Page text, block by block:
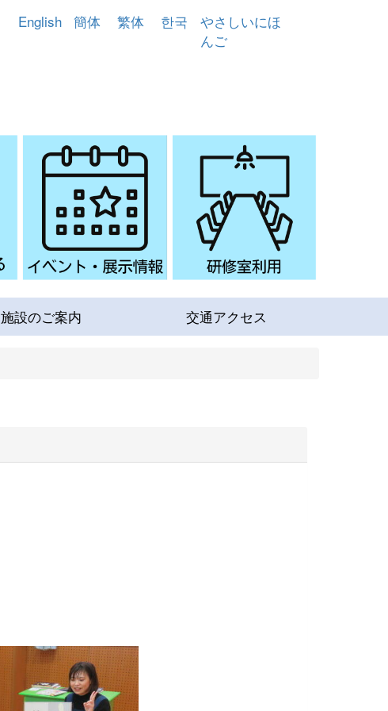
English 簡体 繁体 한국
やさしいにほ
んご
施設のご案内 交通アクセス